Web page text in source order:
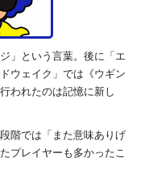
」という言葉。後に「エ
ウェイク」では《ウギン
われたのは記憶に新し
階では「また意味ありげ
プレイヤーも多かったこ